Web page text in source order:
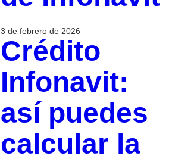
3 de febrero de 2026
Crédito
Infonavit:
así puedes
calcular la